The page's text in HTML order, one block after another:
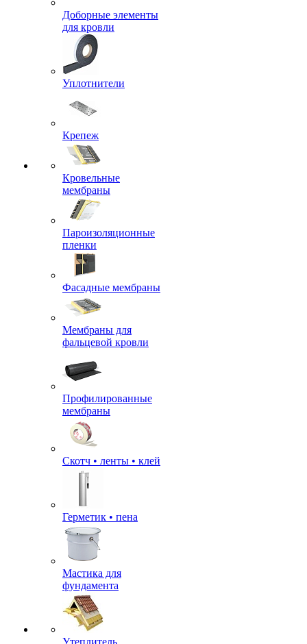
Доборные элементы
для кровли
Уплотнители
Крепеж
Кровельные
мембраны
Пароизоляционные
пленки
Фасадные мембраны
Мембраны для
фальцевой кровли
Профилированные
мембраны
Скотч • ленты • клей
Герметик • пена
Мастика для
фундамента
Утеплитель